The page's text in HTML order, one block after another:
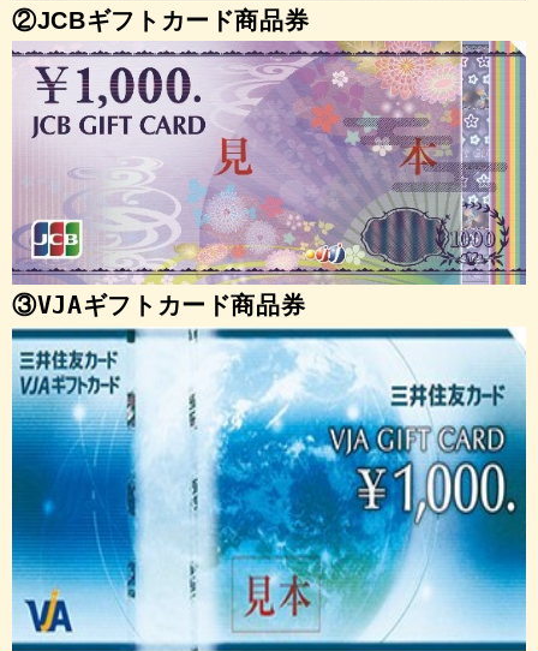
②JCBギフトカード商品券
③VJAギフトカード商品券